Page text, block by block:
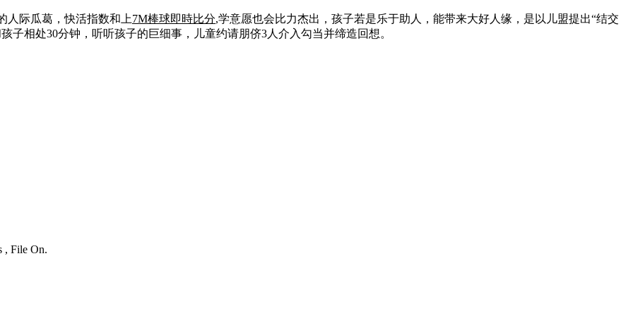
人际瓜葛，快活指数和上7M棒球即時比分,学意愿也会比力杰出，孩子若是乐于助人，能带来大好人缘，是以儿盟提出“结交
子相处30分钟，听听孩子的巨细事，儿童约请朋侪3人介入勾当并缔造回想。
, File On.